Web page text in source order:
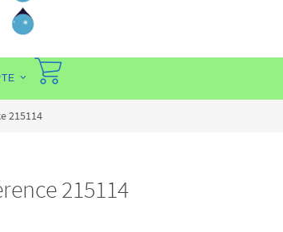
215114
215114